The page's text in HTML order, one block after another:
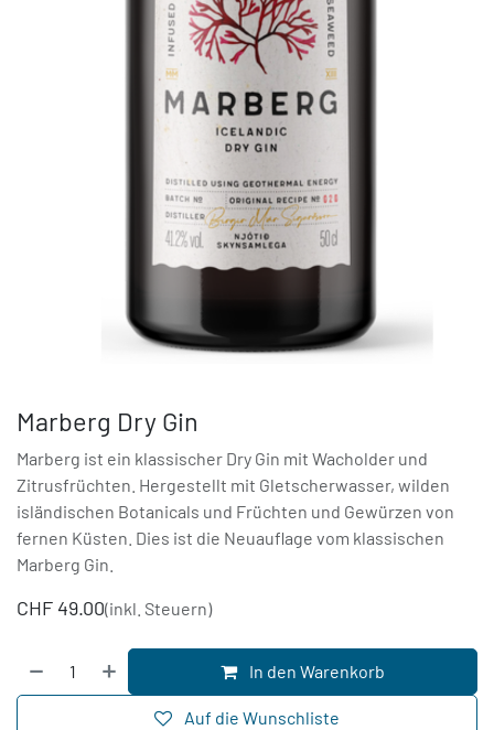
Marberg Dry Gin
Marberg ist ein klassischer Dry Gin mit Wacholder und
Zitrusfrüchten. Hergestellt mit Gletscherwasser, wilden
isländischen Botanicals und Früchten und Gewürzen von
fernen Küsten. Dies ist die Neuauflage vom klassischen
Marberg Gin.
CHF 49.00(inkl. Steuern)
In den Warenkorb
Auf die Wunschliste